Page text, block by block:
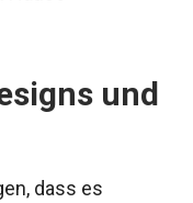
und
dass es